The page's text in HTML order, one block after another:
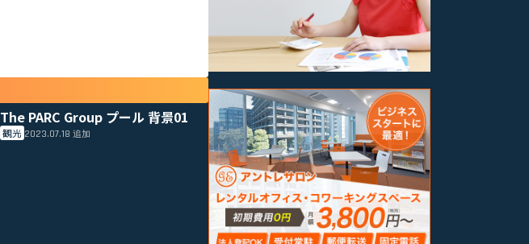
The PARC Group プール 背景01
観光 2023.07.18追加